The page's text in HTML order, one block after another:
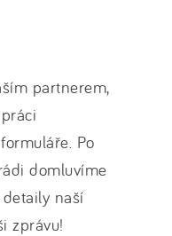
partnerem,
Po
domluvíme
naší
zprávu!